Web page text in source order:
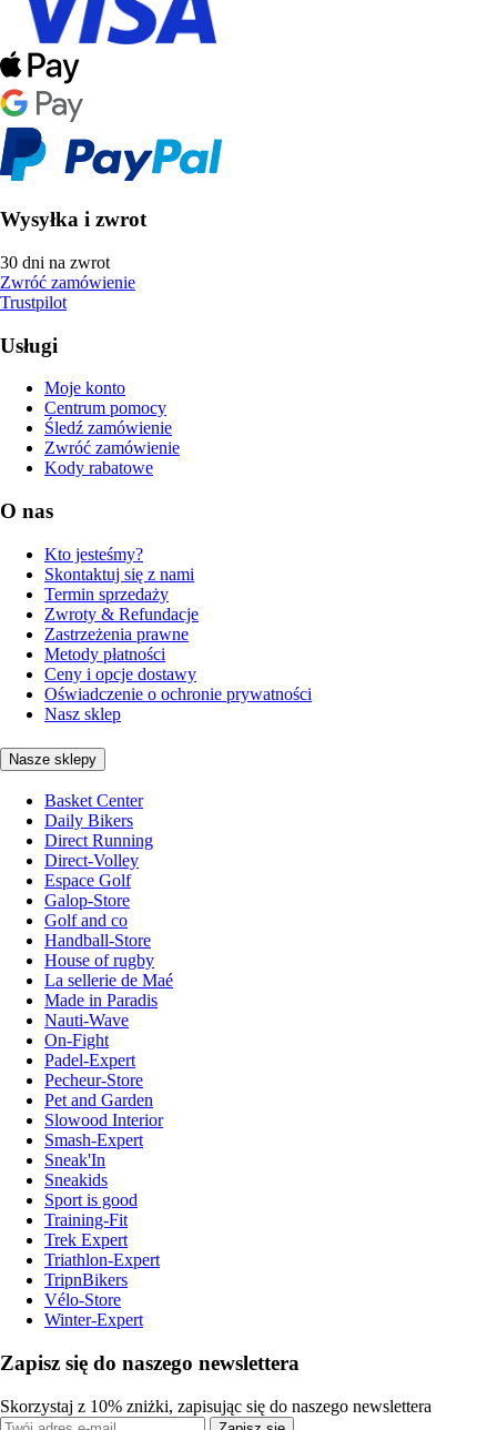
Wysyłka i zwrot
30 dni na zwrot
Zwróć zamówienie
Trustpilot
Usługi
Moje konto
Centrum pomocy
Śledź zamówienie
Zwróć zamówienie
Kody rabatowe
O nas
Kto jesteśmy?
Skontaktuj się z nami
Termin sprzedaży
Zwroty & Refundacje
Zastrzeżenia prawne
Metody płatności
Ceny i opcje dostawy
Oświadczenie o ochronie prywatności
Nasz sklep
Nasze sklepy
Basket Center
Daily Bikers
Direct Running
Direct-Volley
Espace Golf
Galop-Store
Golf and co
Handball-Store
House of rugby
La sellerie de Maé
Made in Paradis
Nauti-Wave
On-Fight
Padel-Expert
Pecheur-Store
Pet and Garden
Slowood Interior
Smash-Expert
Sneak'In
Sneakids
Sport is good
Training-Fit
Trek Expert
Triathlon-Expert
TripnBikers
Vélo-Store
Winter-Expert
Zapisz się do naszego newslettera
Skorzystaj z 10% zniżki, zapisując się do naszego newslettera